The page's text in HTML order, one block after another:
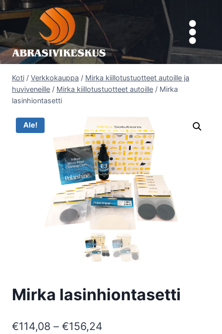
Siirry
sisältöön
Koti / Verkkokauppa / Mirka kiillotustuotteet autoille ja
huviveneille / Mirka kiillotustuotteet autoille / Mirka
lasinhiontasetti
Ale!
Mirka lasinhiontasetti
€114,08 – €156,24